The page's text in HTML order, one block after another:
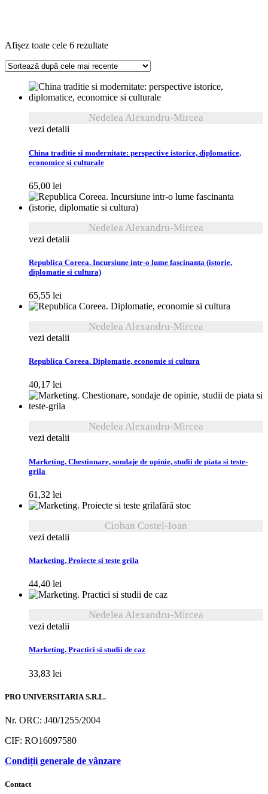
Afișez toate cele 6 rezultateSortat
cele
recente
Nedelea Alexandru-Mircea
vezi detalii
China traditie si modernitate: perspective istorice, diplomatice,
economice si culturale
65,00 lei
Nedelea Alexandru-Mircea
vezi detalii
Republica Coreea. Incursiune intr-o lume fascinanta (istorie,
diplomatie si cultura)
65,55 lei
Nedelea Alexandru-Mircea
vezi detalii
Republica Coreea. Diplomatie, economie si cultura
40,17 lei
Nedelea Alexandru-Mircea
vezi detalii
Marketing. Chestionare, sondaje de opinie, studii de piata si teste-
grila
61,32 lei
fără stoc
Cioban Costel-Ioan
vezi detalii
Marketing. Proiecte si teste grila
44,40 lei
Nedelea Alexandru-Mircea
vezi detalii
Marketing. Practici si studii de caz
33,83 lei
PRO UNIVERSITARIA S.R.L.
Nr. ORC: J40/1255/2004
CIF: RO16097580
Condiții generale de vânzare
Contact